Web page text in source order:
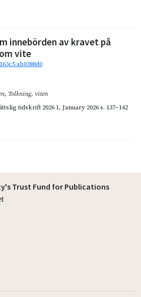
innebörden av kravet på
vite
, Tolkning, viten
tidskrift 2026 1, January 2026s. 137–142
Trust Fund for Publications